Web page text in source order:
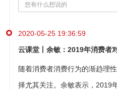
2020-05-25 19:36:59
云课堂丨余敏：2019年消费者
随着消费者消费行为的渐趋理
择尤其关注。余敏表示，2019